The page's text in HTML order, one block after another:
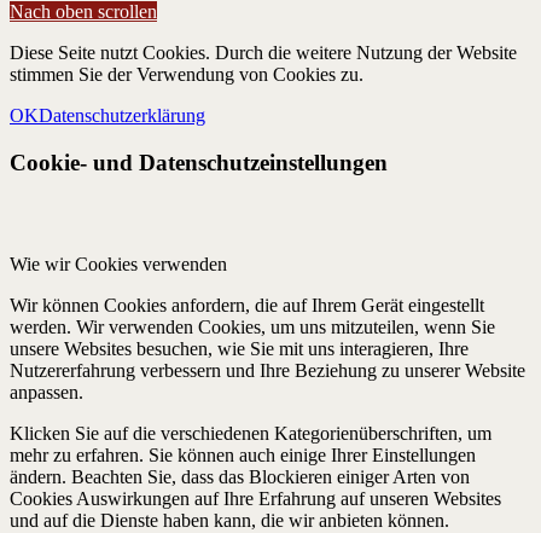
Nach oben scrollen
Diese Seite nutzt Cookies. Durch die weitere Nutzung der Website
stimmen Sie der Verwendung von Cookies zu.
OKDatenschutzerklärung
Cookie- und Datenschutzeinstellungen
Wie wir Cookies verwenden
Wir können Cookies anfordern, die auf Ihrem Gerät eingestellt
werden. Wir verwenden Cookies, um uns mitzuteilen, wenn Sie
unsere Websites besuchen, wie Sie mit uns interagieren, Ihre
Nutzererfahrung verbessern und Ihre Beziehung zu unserer Website
anpassen.
Klicken Sie auf die verschiedenen Kategorienüberschriften, um
mehr zu erfahren. Sie können auch einige Ihrer Einstellungen
ändern. Beachten Sie, dass das Blockieren einiger Arten von
Cookies Auswirkungen auf Ihre Erfahrung auf unseren Websites
und auf die Dienste haben kann, die wir anbieten können.